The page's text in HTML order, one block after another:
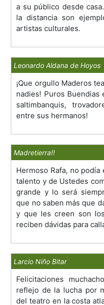
a su público desde
la distancia son
artistas culturales.
Leonardo Aldana de Hoyos
¡Que orgullo Maderos
nadies! Puros Buendias
saltimbanquis,
entre sus hermanos!
Madretierra!!
Hermoso Rafa, no
talento y de Ustedes
grande y lo será
que no saben más que
y que les creen son
reciben dávidas para
Larcio Niño Bitar
Felicitaciones
reflejo de la lucha por
del teatro en la costa